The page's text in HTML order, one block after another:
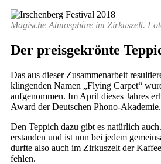
Magische Atmosphäre im Zirkuszelt.
Der preisgekrönte
Das aus dieser Zusammenarbeit
klingenden Namen „Flying Carpet“
aufgenommen. Im April dieses Jahres
Award der Deutschen Phono-Akademie.
Den Teppich dazu gibt es natürlich
erstanden und ist nun bei jedem
durfte also auch im Zirkuszelt der
fehlen.